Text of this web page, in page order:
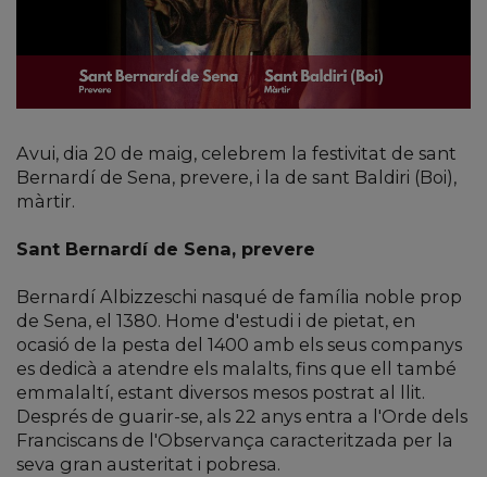
Avui, dia 20 de maig, celebrem la festivitat de sant
Bernardí de Sena, prevere, i la de sant Baldiri (Boi),
màrtir.
Sant Bernardí de Sena, prevere
Bernardí Albizzeschi nasqué de família noble prop
de Sena, el 1380. Home d'estudi i de pietat, en
ocasió de la pesta del 1400 amb els seus companys
es dedicà a atendre els malalts, fins que ell també
emmalaltí, estant diversos mesos postrat al llit.
Després de guarir-se, als 22 anys entra a l'Orde dels
Franciscans de l'Observança caracteritzada per la
seva gran austeritat i pobresa.